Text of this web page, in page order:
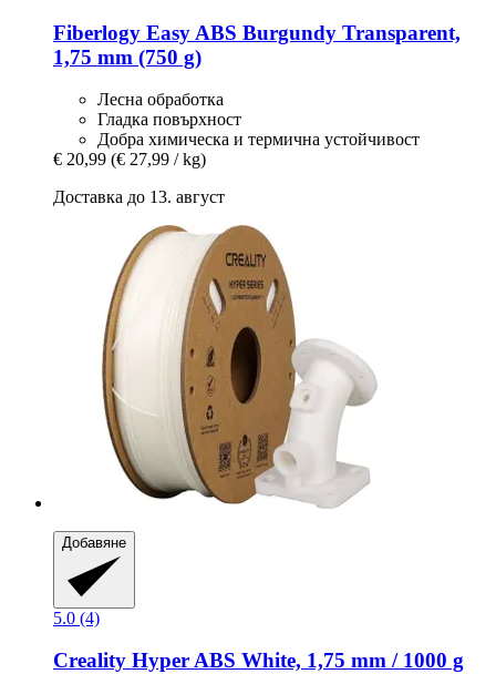
Fiberlogy Easy ABS Burgundy Transparent,
1,75 mm (750 g)
Лесна обработка
Гладка повърхност
Добра химическа и термична устойчивост
€ 20,99 (€ 27,99 / kg)
Доставка до 13. август
Добавяне
5.0 (4)
Creality Hyper ABS White, 1,75 mm / 1000 g